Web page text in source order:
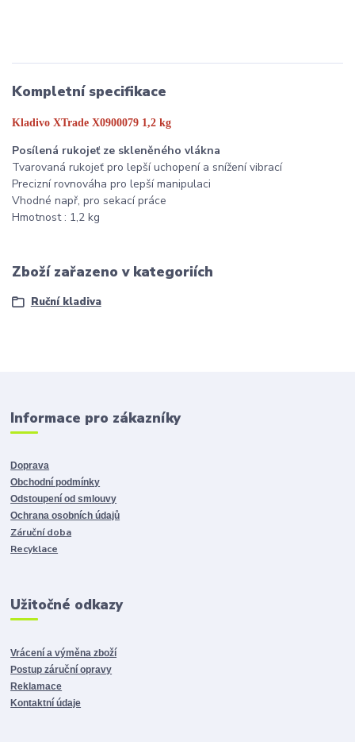
Kompletní specifikace
Kladivo XTrade X0900079 1,2 kg
Posílená rukojeť ze skleněného vlákna
Tvarovaná rukojeť pro lepší uchopení a snížení vibrací
Precizní rovnováha pro lepší manipulaci
Vhodné např, pro sekací práce
Hmotnost : 1,2 kg
Zboží zařazeno v kategoriích
Ruční kladiva
Informace pro zákazníky
Doprava
Obchodní podmínky
Odstoupení od smlouvy
Ochrana osobních údajů
Záruční doba
Recyklace
Užitočné odkazy
Vrácení a výměna zboží
Postup záruční opravy
Reklamace
Kontaktní údaje